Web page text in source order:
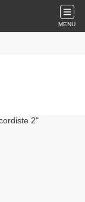
MENU